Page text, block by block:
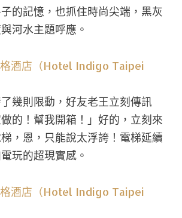
的記憶，也抓住時尚尖端，黑灰
河水主題呼應。
幾則限動，好友老王立刻傳訊
做的！幫我開箱！」好的，立刻來
，恩，只能說太浮誇！電梯延續
玩的超現實感。